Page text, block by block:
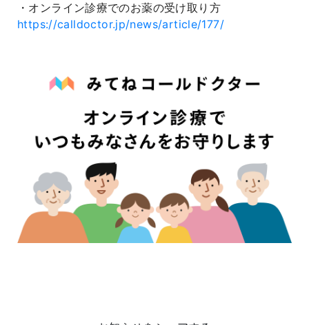
・オンライン診療でのお薬の受け取り方
https://calldoctor.jp/news/article/177/